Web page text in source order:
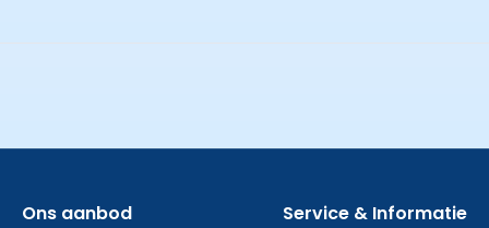
Ons aanbod Service & Informatie